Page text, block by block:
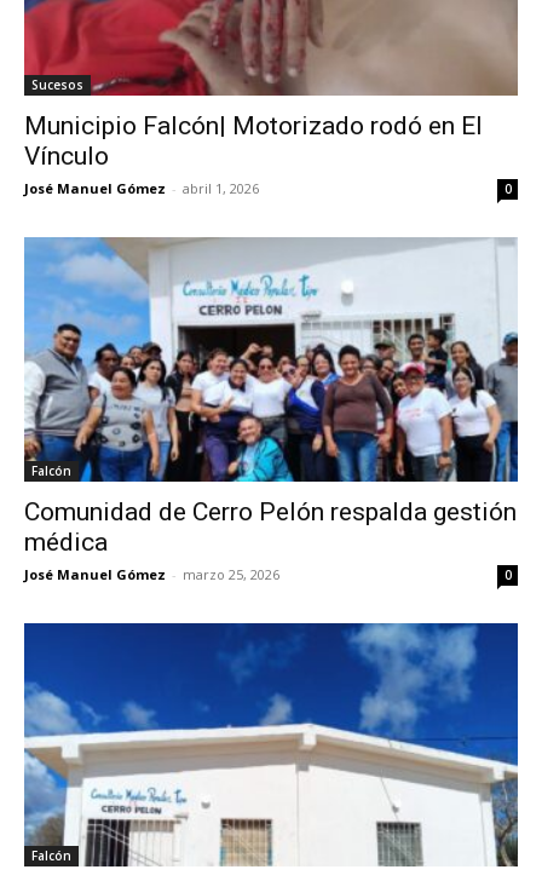
Sucesos
Municipio Falcón| Motorizado rodó en El
Vínculo
José Manuel Gómez - abril 1, 2026 0
Falcón
Comunidad de Cerro Pelón respalda gestión
médica
José Manuel Gómez - marzo 25, 2026 0
Falcón